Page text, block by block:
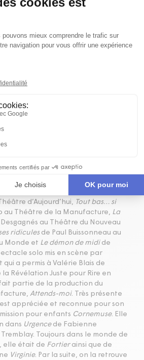
aux costumes)
enfermé dans les
son diplôme de l’École nationale
Théâtre du Nouveau Monde, dans
Desgagnés à la Compagnie Jean
d’Aujourd’hui, Tout bas… si
au Théâtre de la Manufacture, La
Desgagnés au Théâtre du Nouveau
ridicules de Paul Buissonneau au
Monde et Le démon de midide
solo mis en scène par
qui a permis à Valérie Blais de
Révélation Juste pour Rire en
partie de la production du
Attends-moi. Très présente
appréciée et reconnue pour son
pour enfants Cornemuse. Elle
dans Urgencede Fabienne
Toujours dans le monde de
elle était de Fortierainsi que de
Virginie. Par la suite, on la retrouve